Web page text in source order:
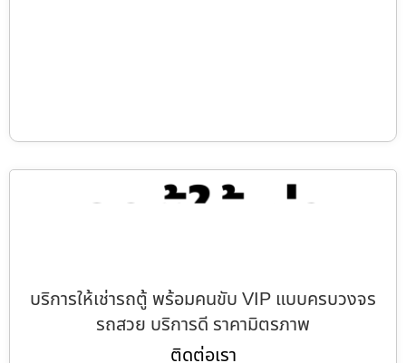
บริการให้เช่ารถตู้ พร้อมคนขับ VIP แบบครบวงจร
รถสวย บริการดี ราคามิตรภาพ
ติดต่อเรา